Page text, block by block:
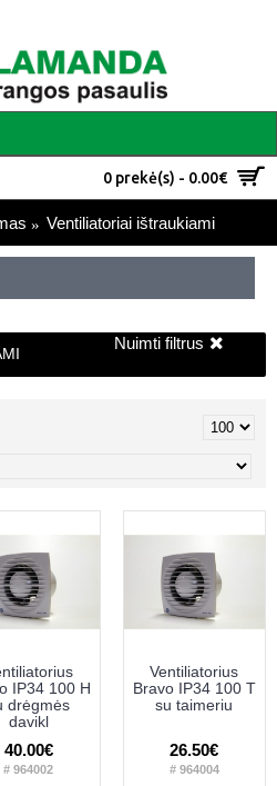
0 prekė(s) - 0.00€
Ventiliatoriai ištraukiami
Nuimti filtrus
IP34 100 H
drėgmės
davikl
40.00€
# 964002
Ventiliatorius
Bravo IP34 100 T
su taimeriu
26.50€
# 964004